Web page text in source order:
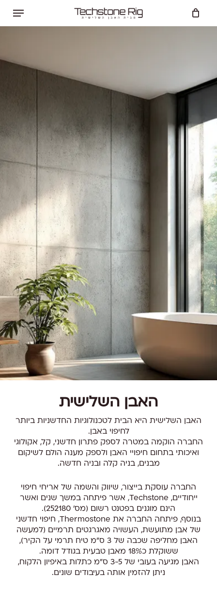
main
האבן השלישית
האבן השלישית היא הבית לטכנולוגיות החדשניות ביותר
לחיפוי באבן.
החברה הוקמה במטרה לספק פתרון חדשני, קל, אקולוגי
ואיכותי בתחום חיפויי האבן ולספק מענה הולם לשיקום
מבנים, בניה קלה ובניה חדשה.
החברה עוסקת בייצור, שיווק והשמה של אריחי חיפוי
ייחודיים, Techstone, אשר פיתחה במשך שנים ואשר
הינם מוגנים בפטנט רשום (מס’ 252180).
בנוסף, פיתחה החברה את Thermostone, חיפוי חדשני
של אבן מתועשת, העשויה מאגרגטים תרמיים (למעשה
האבן מחליפה שכבה של 3 ס”מ טיח תרמי על הקיר),
ששוקלת כ18% מאבן טבעית בגודל דומה.
האבן מגיעה בעובי של 3-5 ס”מ כתלות באיפיון הלקוח,
ניתן להזמין אותה בעיבודים שונים.